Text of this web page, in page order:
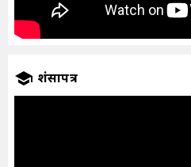
प्रशंसापत्र